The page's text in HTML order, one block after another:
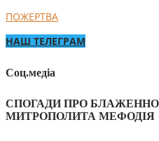
ПОЖЕРТВА
НАШ ТЕЛЕГРАМ
Соц.медіа
СПОГАДИ ПРО
МИТРОПОЛИТА МЕФОДІЯ